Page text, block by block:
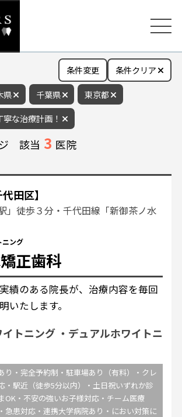
県 千葉県
東京都
寧な治療計画！
条件変更 条件クリア
該当 3 医院
田区】
」徒歩３分・千代田線「新御茶ノ水
ニング
正歯科
績のある院長が、治療内容を毎回
いたします。
トニング
デュアルホワイトニ
り・完全予約制・駐車場あり（有料）・クレ
・駅近（徒歩5分以内）・土日祝いずれか診
OK・不安の強いお子様対応・チーム医療
急患対応・連携大学病院あり・におい対策に